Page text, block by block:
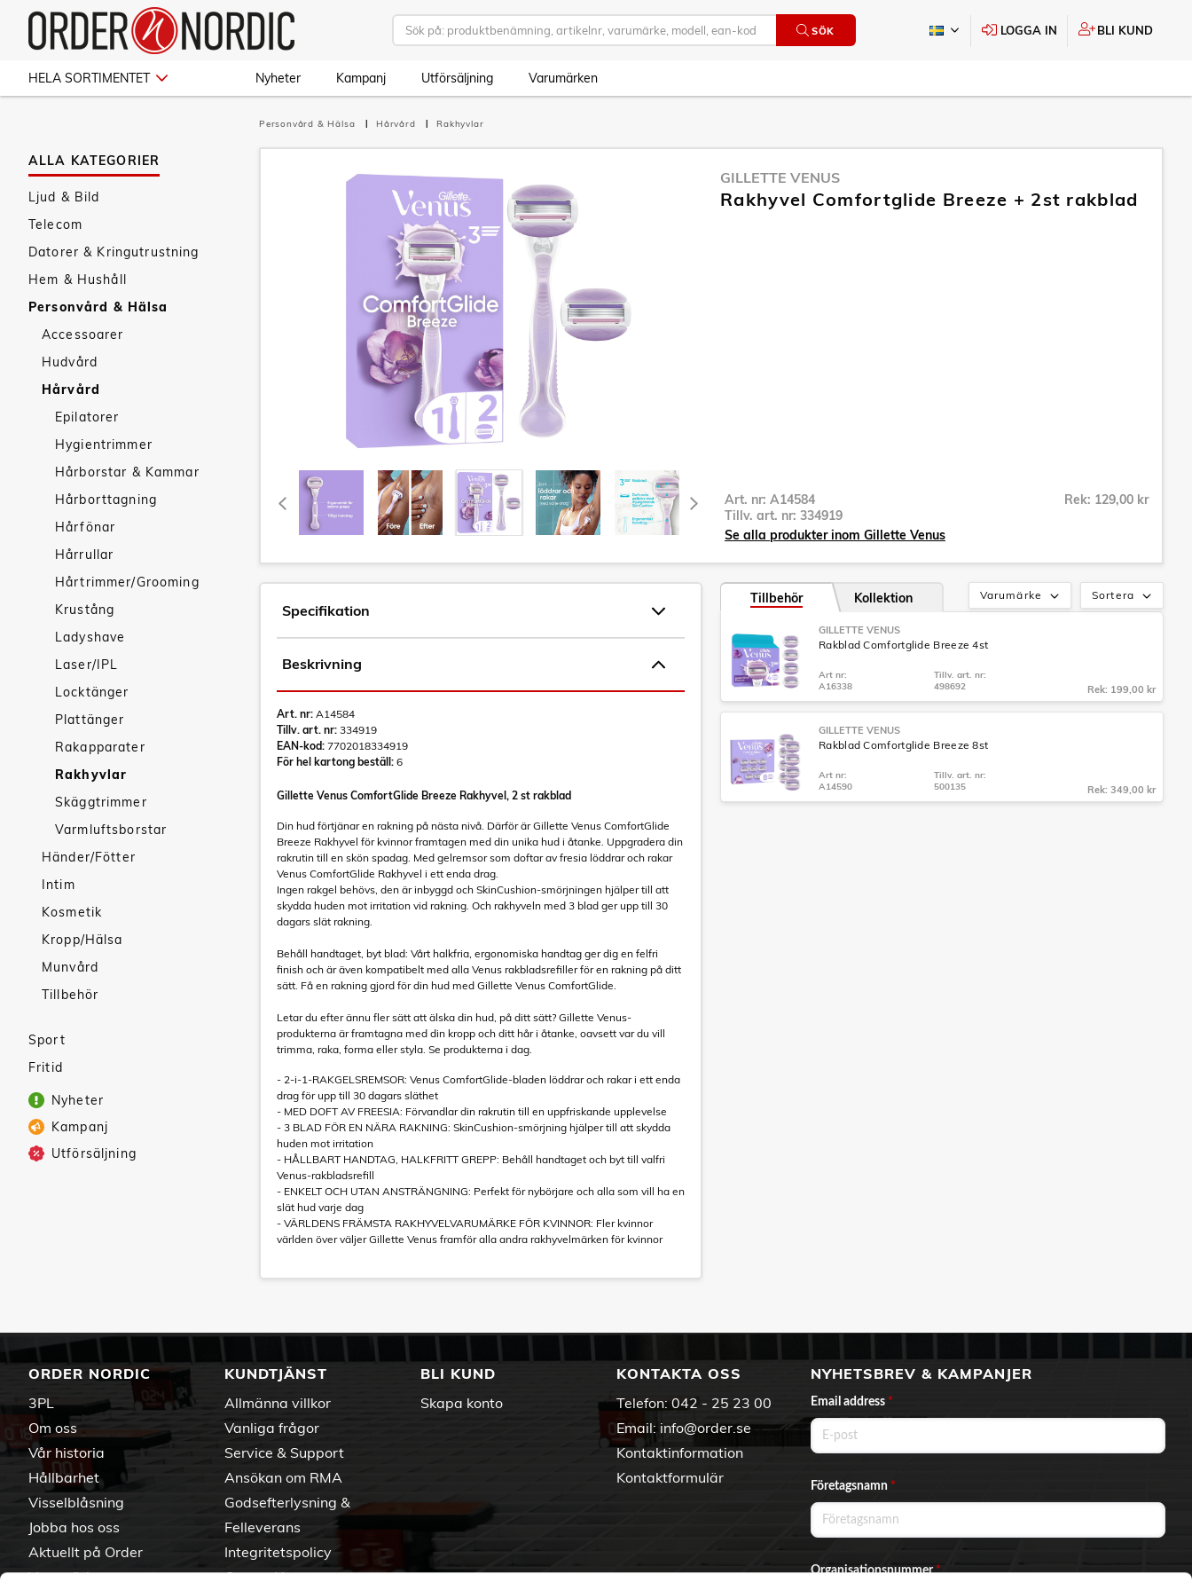
SÖK LOGGA IN BLI KUND
HELA SORTIMENTET Nyheter Kampanj Utförsäljning Varumärken
ALLA KATEGORIER
Ljud & Bild
Telecom
Datorer & Kringutrustning
Hem & Hushåll
Personvård & Hälsa
Accessoarer
Hudvård
Hårvård
Epilatorer
Hygientrimmer
Hårborstar & Kammar
Hårborttagning
Hårfönar
Hårrullar
Hårtrimmer/Grooming
Krustång
Ladyshave
Laser/IPL
Locktänger
Plattänger
Rakapparater
Rakhyvlar
Skäggtrimmer
Varmluftsborstar
Händer/Fötter
Intim
Kosmetik
Kropp/Hälsa
Munvård
Tillbehör
Sport
Fritid
Nyheter
Kampanj
Utförsäljning
Personvård & Hälsa Hårvård Rakhyvlar
GILLETTE VENUS
Rakhyvel Comfortglide Breeze + 2st rakblad
Art. nr: A14584
Tillv. art. nr: 334919
Rek: 129,00 kr
Se alla produkter inom Gillette Venus
Specifikation
Beskrivning
Art. nr: A14584
Tillv. art. nr: 334919
EAN-kod: 7702018334919
För hel kartong beställ: 6
Gillette Venus ComfortGlide Breeze Rakhyvel, 2 st rakblad
Din hud förtjänar en rakning på nästa nivå. Därför är Gillette Venus ComfortGlide
Breeze Rakhyvel för kvinnor framtagen med din unika hud i åtanke. Uppgradera din
rakrutin till en skön spadag. Med gelremsor som doftar av fresia löddrar och rakar
Venus ComfortGlide Rakhyvel i ett enda drag.
Ingen rakgel behövs, den är inbyggd och SkinCushion-smörjningen hjälper till att
skydda huden mot irritation vid rakning. Och rakhyveln med 3 blad ger upp till 30
dagars slät rakning.
Behåll handtaget, byt blad: Vårt halkfria, ergonomiska handtag ger dig en felfri
finish och är även kompatibelt med alla Venus rakbladsrefiller för en rakning på ditt
sätt. Få en rakning gjord för din hud med Gillette Venus ComfortGlide.
Letar du efter ännu fler sätt att älska din hud, på ditt sätt? Gillette Venus-
produkterna är framtagna med din kropp och ditt hår i åtanke, oavsett var du vill
trimma, raka, forma eller styla. Se produkterna i dag.
- 2-i-1-RAKGELSREMSOR: Venus ComfortGlide-bladen löddrar och rakar i ett enda
drag för upp till 30 dagars släthet
- MED DOFT AV FREESIA: Förvandlar din rakrutin till en uppfriskande upplevelse
- 3 BLAD FÖR EN NÄRA RAKNING: SkinCushion-smörjning hjälper till att skydda
huden mot irritation
- HÅLLBART HANDTAG, HALKFRITT GREPP: Behåll handtaget och byt till valfri
Venus-rakbladsrefill
- ENKELT OCH UTAN ANSTRÄNGNING: Perfekt för nybörjare och alla som vill ha en
slät hud varje dag
- VÄRLDENS FRÄMSTA RAKHYVELVARUMÄRKE FÖR KVINNOR: Fler kvinnor
världen över väljer Gillette Venus framför alla andra rakhyvelmärken för kvinnor
Sortera
Varumärke
Tillbehör Kollektion
GILLETTE VENUS
Rakblad Comfortglide Breeze 4st
Art nr:
A16338
Tillv. art. nr:
498692
Rek: 199,00 kr
GILLETTE VENUS
Rakblad Comfortglide Breeze 8st
Art nr:
A14590
Tillv. art. nr:
500135
Rek: 349,00 kr
ORDER NORDIC
3PL
Om oss
Vår historia
Hållbarhet
Visselblåsning
Jobba hos oss
Aktuellt på Order
Varumärken
KUNDTJÄNST
Allmänna villkor
Vanliga frågor
Service & Support
Ansökan om RMA
Godsefterlysning &
Felleverans
Integritetspolicy
Om cookies
BLI KUND
Skapa konto
KONTAKTA OSS
Telefon: 042 - 25 23 00
Email: info@order.se
Kontaktinformation
Kontaktformulär
NYHETSBREV & KAMPANJER
Email address *
Företagsnamn *
Organisationsnummer*